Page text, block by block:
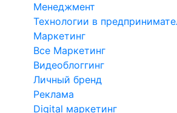
Менеджмент
Технологии в
Маркетинг
Все Маркетинг
Видеоблоггинг
Личный бренд
Реклама
Digital маркетинг